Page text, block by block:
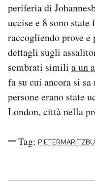
periferia di
uccise e 8 sono
raccogliendo prove
dettagli sugli
sembrati simili a un
fa su cui ancora si
persone erano state
London, città nella
Tag: